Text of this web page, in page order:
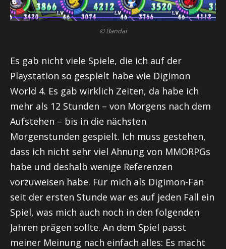
© Bandai
Es gab nicht viele Spiele, die ich auf der
Playstation so gespielt habe wie Digimon
World 4. Es gab wirklich Zeiten, da habe ich
mehr als 12 Stunden – von Morgens nach dem
Aufstehen – bis in die nächsten
Morgenstunden gespielt. Ich muss gestehen,
dass ich nicht sehr viel Ahnung von MMORPGs
habe und deshalb wenige Referenzen
vorzuweisen habe. Für mich als Digimon-Fan
seit der ersten Stunde war es auf jeden Fall ein
Spiel, was mich auch noch in den folgenden
Jahren prägen sollte. An dem Spiel passt
meiner Meinung nach einfach alles: Es macht